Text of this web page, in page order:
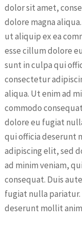
dolor sit amet,
dolore magna
ut aliquip ex ea
esse cillum dolore
sunt in culpa qui
consectetur
aliqua. Ut enim ad
commodo
dolore eu fugiat
qui officia deserunt
adipiscing elit, sed
ad minim veniam,
consequat. Duis
fugiat nulla
deserunt mollit